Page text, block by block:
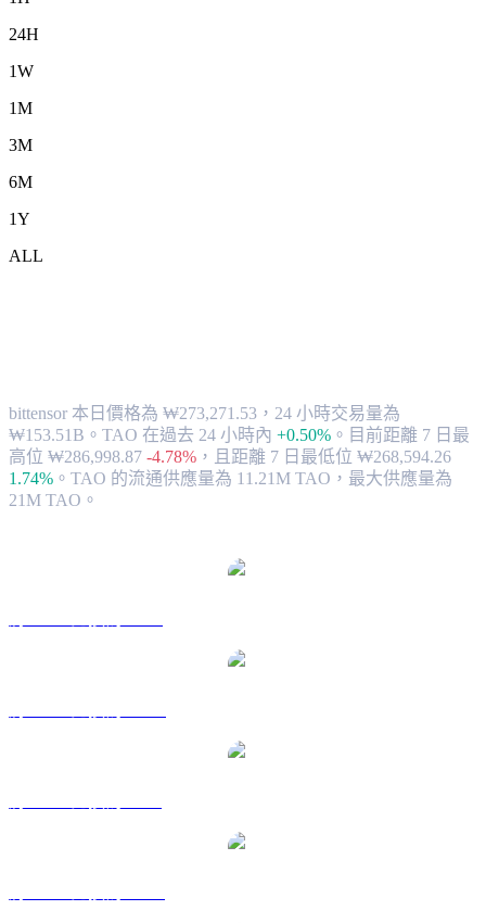
24H
1W
1M
3M
6M
1Y
ALL
bittensor 本日價格為 ₩273,271.53，24 小時交易量為
₩153.51B。TAO 在過去 24 小時內 +0.50% 。 目前距離 7 日最
高位 ₩286,998.87 -4.78% ， 且距離 7 日最低位 ₩268,594.26
1.74% 。 TAO 的流通供應量為 11.21M TAO，最大供應量為
21M TAO。